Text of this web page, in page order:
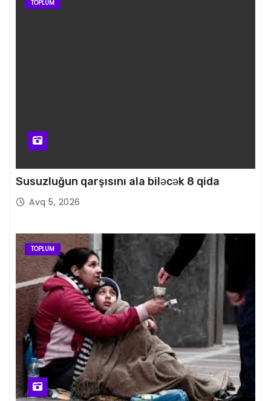
TOPLUM
Susuzluğun qarşısını ala biləcək 8 qida
Avq 5, 2026
TOPLUM